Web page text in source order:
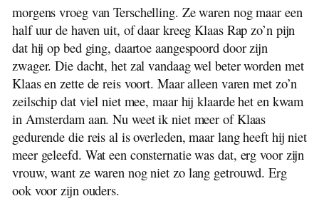
morgens vroeg van Terschelling. Ze waren nog maar een
half uur de haven uit, of daar kreeg Klaas Rap zo’n pijn
dat hij op bed ging, daartoe aangespoord door zijn
zwager. Die dacht, het zal vandaag wel beter worden met
Klaas en zette de reis voort. Maar alleen varen met zo’n
zeilschip dat viel niet mee, maar hij klaarde het en kwam
in Amsterdam aan. Nu weet ik niet meer of Klaas
gedurende die reis al is overleden, maar lang heeft hij niet
meer geleefd. Wat een consternatie was dat, erg voor zijn
vrouw, want ze waren nog niet zo lang getrouwd. Erg
ook voor zijn ouders.